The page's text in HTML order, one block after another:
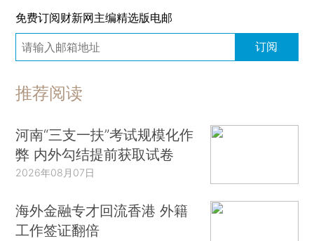
免费订阅财新网主编精选版电邮
订阅
推荐阅读
河南“三支一扶”考试规模化作
弊 内外勾结提前获取试卷
2026年08月07日
海外金融专才回流香港 外籍
工作签证翻倍